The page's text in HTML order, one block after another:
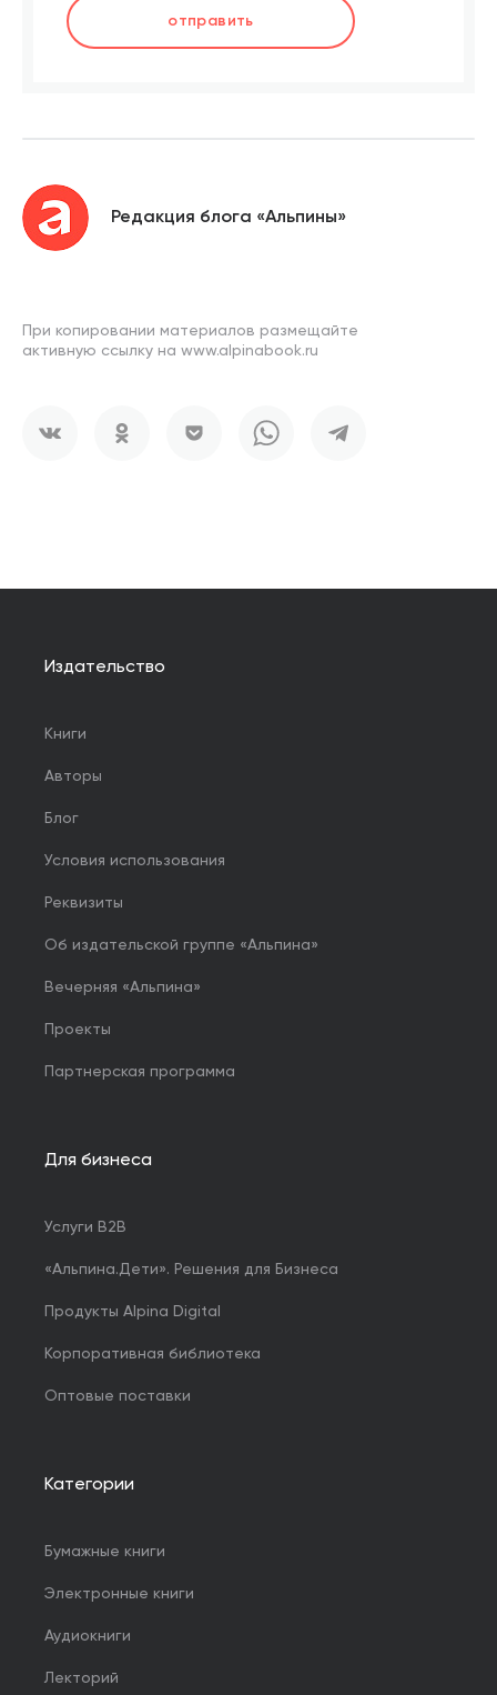
отправить
Редакция блога «Альпины»
При копировании материалов размещайте
активную ссылку на www.alpinabook.ru
Издательство
Книги
Авторы
Блог
Условия использования
Реквизиты
Об издательской группе «Альпина»
Вечерняя «Альпина»
Проекты
Партнерская программа
Для бизнеса
Услуги B2B
«Альпина.Дети». Решения для Бизнеса
Продукты Alpina Digital
Корпоративная библиотека
Оптовые поставки
Категории
Бумажные книги
Электронные книги
Аудиокниги
Лекторий